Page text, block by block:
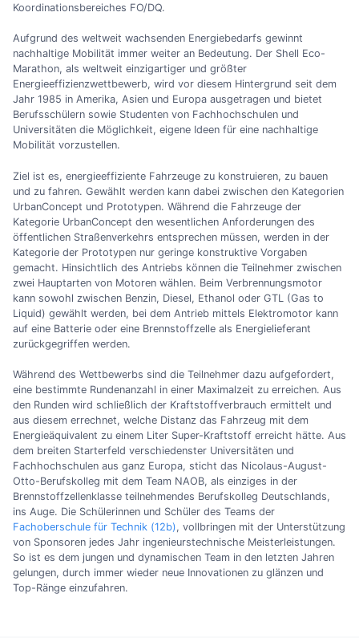
Koordinationsbereiches FO/DQ.
Aufgrund des weltweit wachsenden Energiebedarfs gewinnt
nachhaltige Mobilität immer weiter an Bedeutung. Der Shell Eco-
Marathon, als weltweit einzigartiger und größter
Energieeffizienzwettbewerb, wird vor diesem Hintergrund seit dem
Jahr 1985 in Amerika, Asien und Europa ausgetragen und bietet
Berufsschülern sowie Studenten von Fachhochschulen und
Universitäten die Möglichkeit, eigene Ideen für eine nachhaltige
Mobilität vorzustellen.
Ziel ist es, energieeffiziente Fahrzeuge zu konstruieren, zu bauen
und zu fahren. Gewählt werden kann dabei zwischen den Kategorien
UrbanConcept und Prototypen. Während die Fahrzeuge der
Kategorie UrbanConcept den wesentlichen Anforderungen des
öffentlichen Straßenverkehrs entsprechen müssen, werden in der
Kategorie der Prototypen nur geringe konstruktive Vorgaben
gemacht. Hinsichtlich des Antriebs können die Teilnehmer zwischen
zwei Hauptarten von Motoren wählen. Beim Verbrennungsmotor
kann sowohl zwischen Benzin, Diesel, Ethanol oder GTL (Gas to
Liquid) gewählt werden, bei dem Antrieb mittels Elektromotor kann
auf eine Batterie oder eine Brennstoffzelle als Energielieferant
zurückgegriffen werden.
Während des Wettbewerbs sind die Teilnehmer dazu aufgefordert,
eine bestimmte Rundenanzahl in einer Maximalzeit zu erreichen. Aus
den Runden wird schließlich der Kraftstoffverbrauch ermittelt und
aus diesem errechnet, welche Distanz das Fahrzeug mit dem
Energieäquivalent zu einem Liter Super-Kraftstoff erreicht hätte. Aus
dem breiten Starterfeld verschiedenster Universitäten und
Fachhochschulen aus ganz Europa, sticht das Nicolaus-August-
Otto-Berufskolleg mit dem Team NAOB, als einziges in der
Brennstoffzellenklasse teilnehmendes Berufskolleg Deutschlands,
ins Auge. Die Schülerinnen und Schüler des Teams der
Fachoberschule für Technik (12b), vollbringen mit der Unterstützung
von Sponsoren jedes Jahr ingenieurstechnische Meisterleistungen.
So ist es dem jungen und dynamischen Team in den letzten Jahren
gelungen, durch immer wieder neue Innovationen zu glänzen und
Top-Ränge einzufahren.